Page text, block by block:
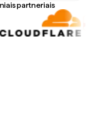
partneriais